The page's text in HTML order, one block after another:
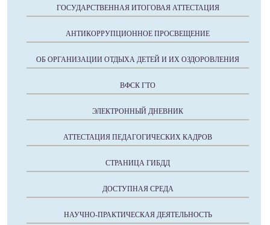
ГОСУДАРСТВЕННАЯ ИТОГОВАЯ АТТЕСТАЦИЯ
АНТИКОРРУПЦИОННОЕ ПРОСВЕЩЕНИЕ
ОБ ОРГАНИЗАЦИИ ОТДЫХА ДЕТЕЙ И ИХ ОЗДОРОВЛЕНИЯ
ВФСК ГТО
ЭЛЕКТРОННЫЙ ДНЕВНИК
АТТЕСТАЦИЯ ПЕДАГОГИЧЕСКИХ КАДРОВ
СТРАНИЦА ГИБДД
ДОСТУПНАЯ СРЕДА
НАУЧНО-ПРАКТИЧЕСКАЯ ДЕЯТЕЛЬНОСТЬ